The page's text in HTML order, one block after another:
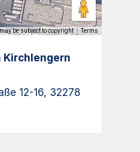
be subject to copyright Terms
Kirchlengern
12-16, 32278